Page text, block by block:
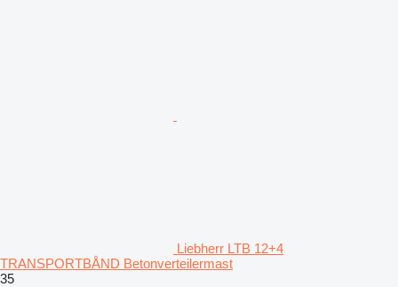
Liebherr LTB 12+4
TRANSPORTBÅND Betonverteilermast
35